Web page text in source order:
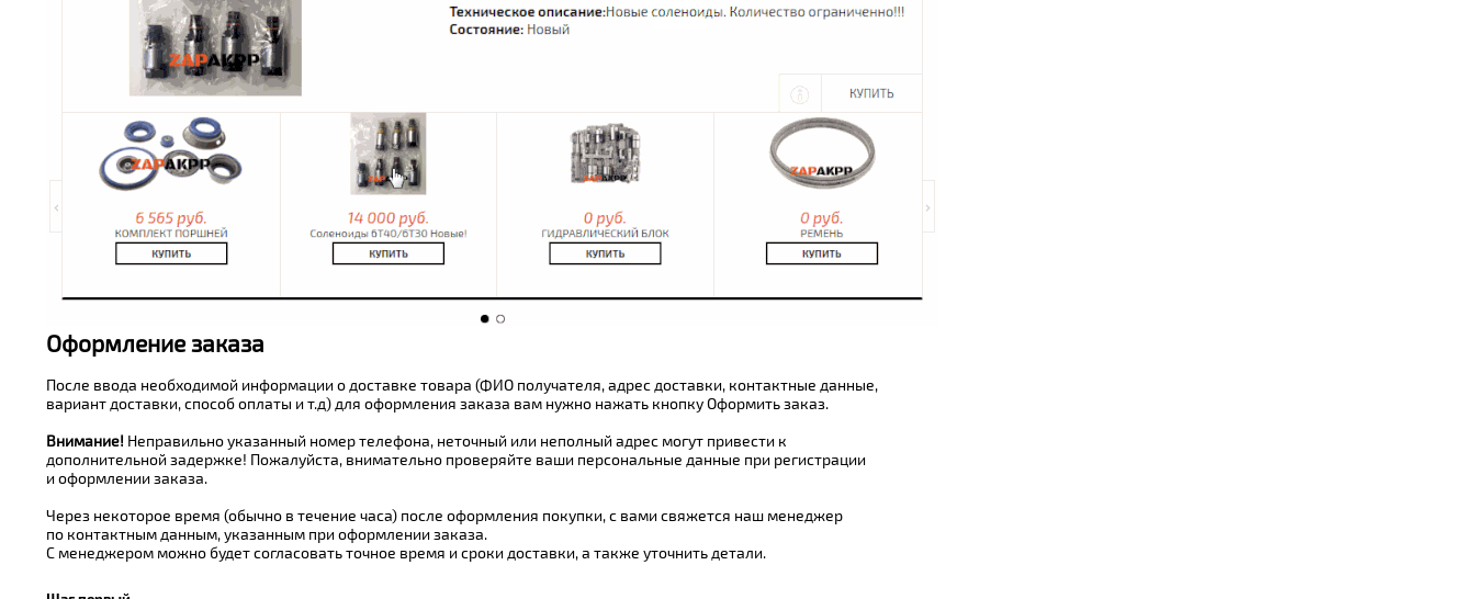
Оформление заказа
После ввода необходимой информации о доставке товара (ФИО получателя, адрес доставки, контактные данные,
вариант доставки, способ оплаты и т.д) для оформления заказа вам нужно нажать кнопку Оформить заказ.
Внимание! Неправильно указанный номер телефона, неточный или неполный адрес могут привести к
дополнительной задержке! Пожалуйста, внимательно проверяйте ваши персональные данные при регистрации
и оформлении заказа.
Через некоторое время (обычно в течение часа) после оформления покупки, с вами свяжется наш менеджер
по контактным данным, указанным при оформлении заказа.
С менеджером можно будет согласовать точное время и сроки доставки, а также уточнить детали.